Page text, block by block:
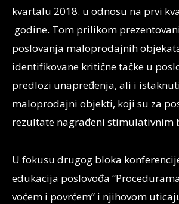
kvartalu 2018. u odnosu na prvi
godine. Tom prilikom
poslovanja maloprodajnih
identifikovane kritične tačke u
predlozi unapređenja, ali i
maloprodajni objekti, koji su za
rezultate nagrađeni stimulativnim
U fokusu drugog bloka
edukacija poslovođa
voćem i povrćem“ i njihovom